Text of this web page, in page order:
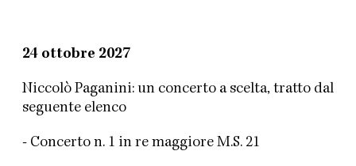
24 ottobre 2027
Niccolò Paganini: un concerto a scelta, tratto dal
seguente elenco
- Concerto n. 1 in re maggiore M.S. 21